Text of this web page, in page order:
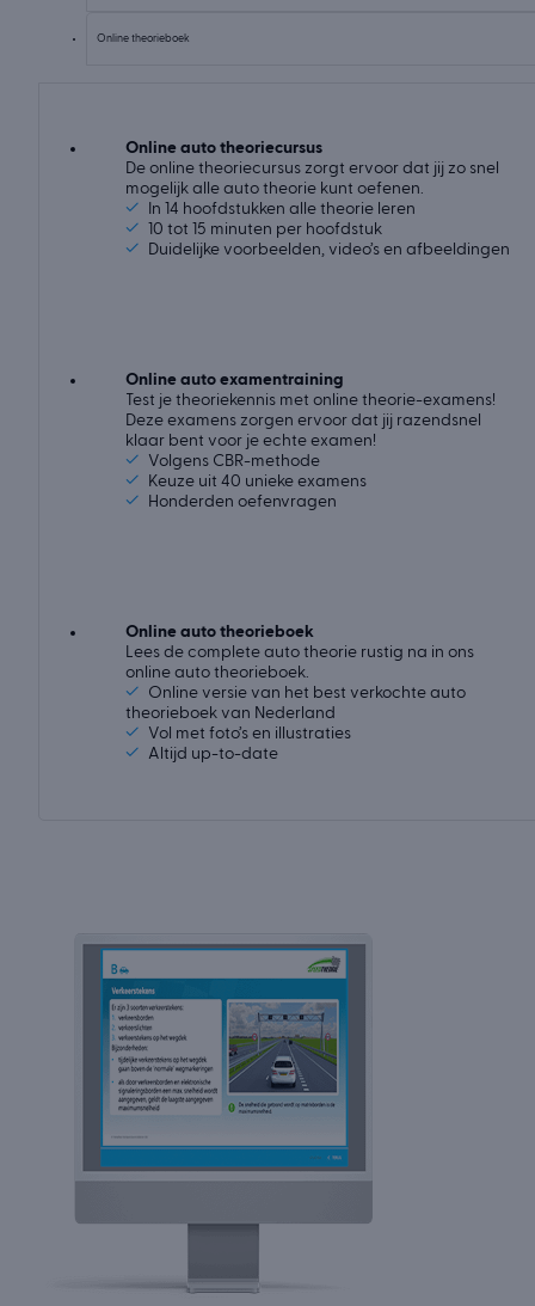
Online theorieboek
Online auto theoriecursus
De online theoriecursus zorgt ervoor dat jij zo snel
mogelijk alle auto theorie kunt oefenen.
✓
In 14 hoofdstukken alle theorie leren
✓
10 tot 15 minuten per hoofdstuk
✓
Duidelijke voorbeelden, video’s en afbeeldingen
Online auto examentraining
Test je theoriekennis met online theorie-examens!
Deze examens zorgen ervoor dat jij razendsnel
klaar bent voor je echte examen!
✓
Volgens CBR-methode
✓
Keuze uit 40 unieke examens
✓
Honderden oefenvragen
Online auto theorieboek
Lees de complete auto theorie rustig na in ons
online auto theorieboek.
✓
Online versie van het best verkochte auto
theorieboek van Nederland
✓
Vol met foto’s en illustraties
✓
Altijd up-to-date